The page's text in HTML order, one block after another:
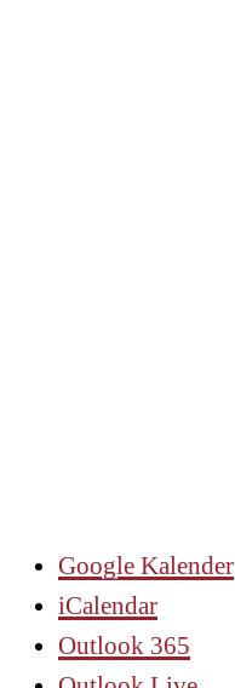
Google Kalender
iCalendar
Outlook 365